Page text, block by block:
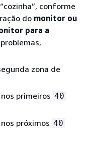
conforme
do monitor ou
para a
zona de
primeiros 40
próximos 40